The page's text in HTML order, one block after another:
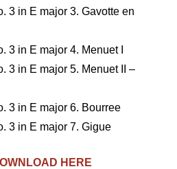
3 in E major 3. Gavotte en
3 in E major 4. Menuet I
3 in E major 5. Menuet II –
3 in E major 6. Bourree
3 in E major 7. Gigue
HERE